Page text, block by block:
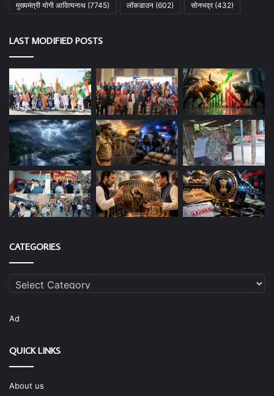
मुख्यमंत्री योगी आदित्यनाथ (7745) लॉकडाउन (602) सोनभद्र(432)
LAST MODIFIED POSTS
CATEGORIES
Categories
Ad
QUICK LINKS
About us